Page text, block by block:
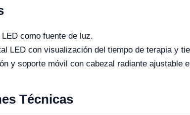
como fuente de luz.
LED con visualización del tiempo de terapia y
y soporte móvil con cabezal radiante ajustable
Técnicas